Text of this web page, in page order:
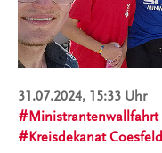
31.07.2024, 15:33 Uhr
Ministrantenwallfahrt
Kreisdekanat Coesfeld